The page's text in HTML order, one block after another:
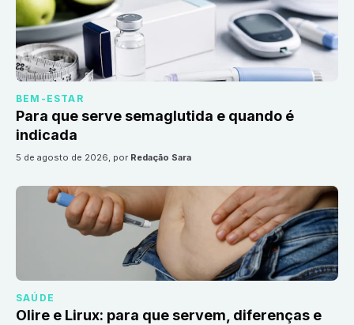
BEM-ESTAR
Para que serve semaglutida e quando é
indicada
5 de agosto de 2026, por Redação Sara
SAÚDE
Olire e Lirux: para que servem, diferenças e